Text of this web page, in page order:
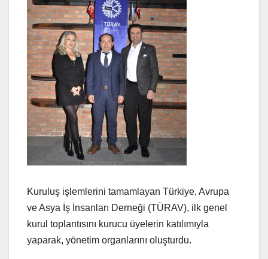
Kuruluş işlemlerini tamamlayan Türkiye, Avrupa
ve Asya İş İnsanları Derneği (TÜRAV), ilk genel
kurul toplantısını kurucu üyelerin katılımıyla
yaparak, yönetim organlarını oluşturdu.